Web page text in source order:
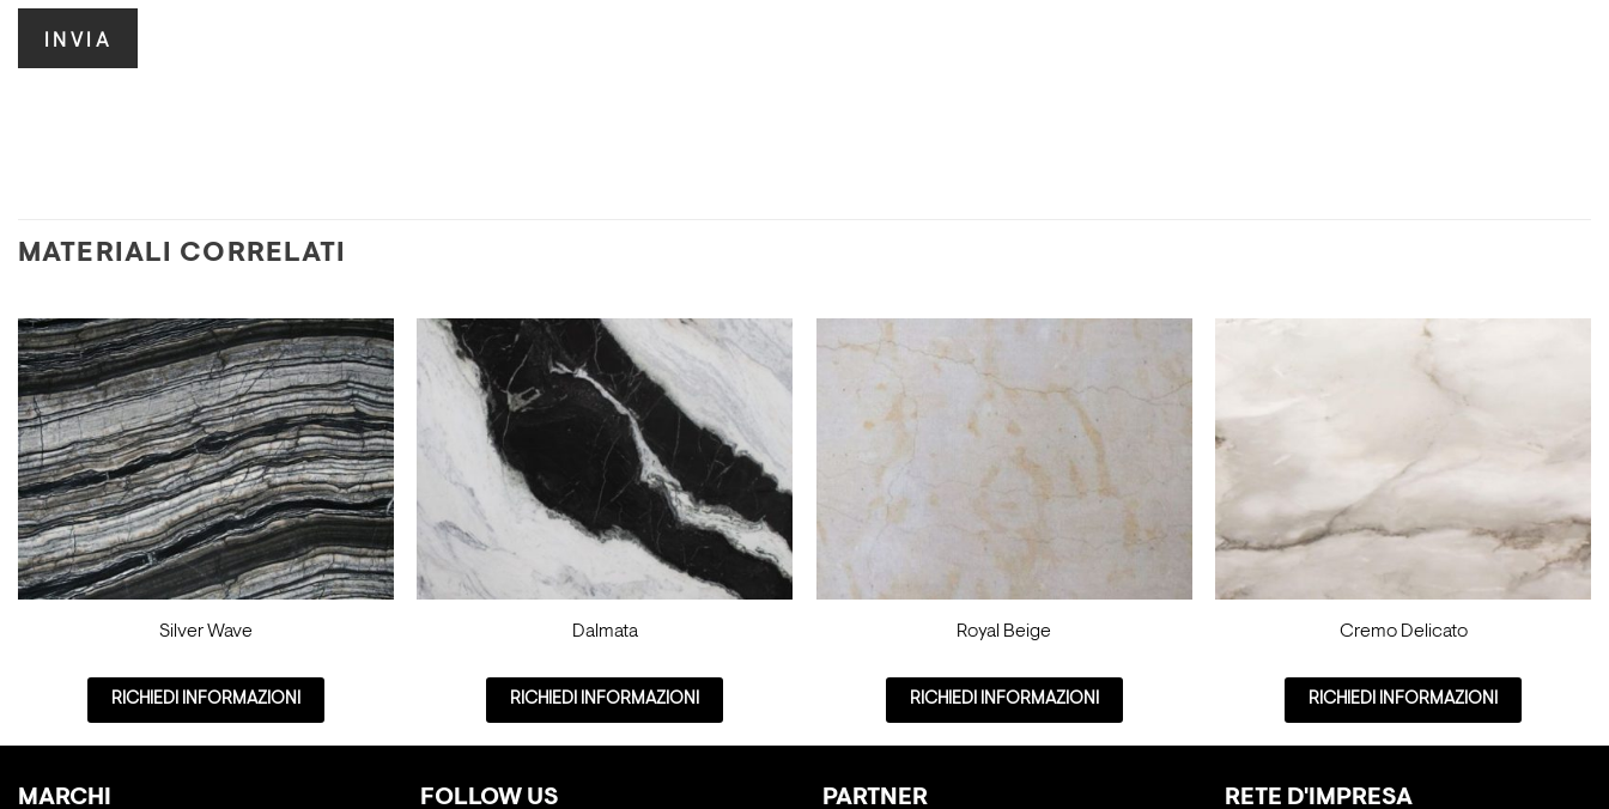
MATERIALI CORRELATI
Silver Wave
RICHIEDI INFORMAZIONI
Dalmata
RICHIEDI INFORMAZIONI
Royal Beige
RICHIEDI INFORMAZIONI
Cremo Delicato
RICHIEDI INFORMAZIONI
MARCHI FOLLOW US PARTNER RETE D'IMPRESA